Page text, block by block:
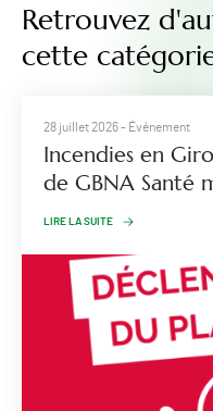
Retrouvez
cette
28 juillet 2026- Événement
Incendies en
de GBNA Santé
LIRE LA SUITE